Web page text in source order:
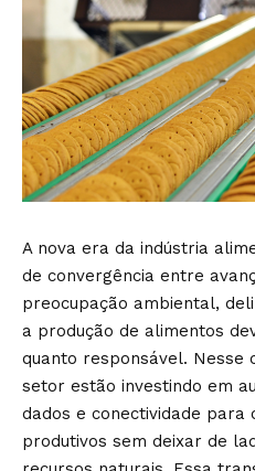
A nova era da indústria
de convergência entre
preocupação ambiental,
a produção de alimentos
quanto responsável. Nesse
setor estão investindo em
dados e conectividade para
produtivos sem deixar de